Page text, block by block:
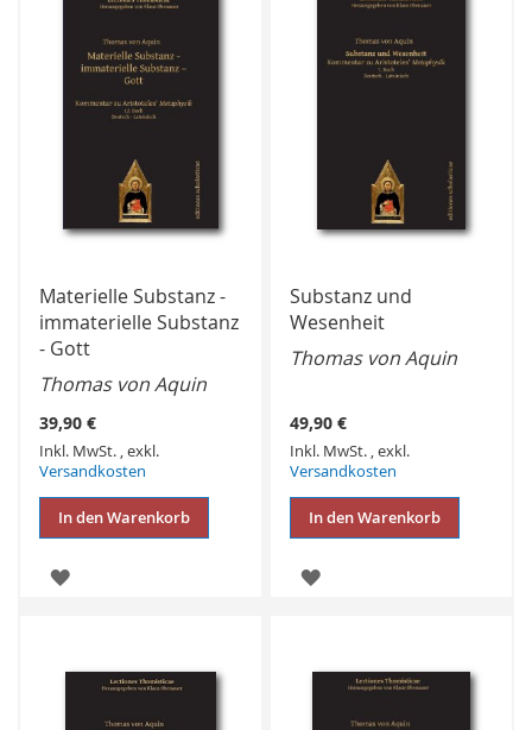
Materielle Substanz -
immaterielle Substanz
- Gott
Thomas von Aquin
39,90 €
Inkl. MwSt. ,exkl.
Versandkosten
In den Warenkorb
ZUR
Substanz und
Wesenheit
Thomas von Aquin
49,90 €
Inkl. MwSt. ,exkl.
Versandkosten
In den Warenkorb
ZUR